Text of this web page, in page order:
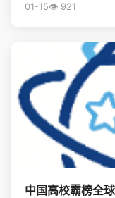
01-15👁️ 921
中国高校霸榜全